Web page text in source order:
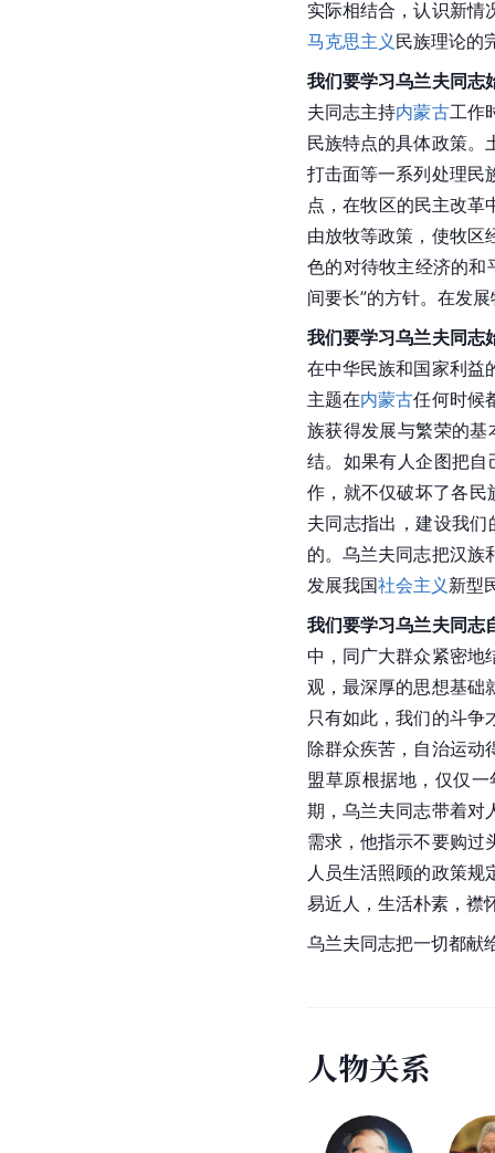
实际相结合，认识新情
马克思主义 民族理论的
我们要学习乌兰夫同志
夫同志主持内蒙古工作
民族特点的具体政策。
打击面等一系列处理民
点，在牧区的民主改革
由放牧等政策，使牧区
色的对待牧主经济的和
间要长”的方针。在发
我们要学习乌兰夫同志
在中华民族和国家利益
主题在内蒙古任何时候
族获得发展与繁荣的
结。如果有人企图把
作，就不仅破坏了各
夫同志指出，建设我们
的。乌兰夫同志把汉族
发展我国社会主义 新型
我们要学习乌兰夫同志
中，同广大群众紧密地
观，最深厚的思想基础
只有如此，我们的斗争
除群众疾苦 ，自治运
盟草原根据地，仅仅
期，乌兰夫同志带着对
需求，他指示不要购过
人员生活照顾的政策
易近人，生活朴素，襟
乌兰夫同志把一切都献
人物关系